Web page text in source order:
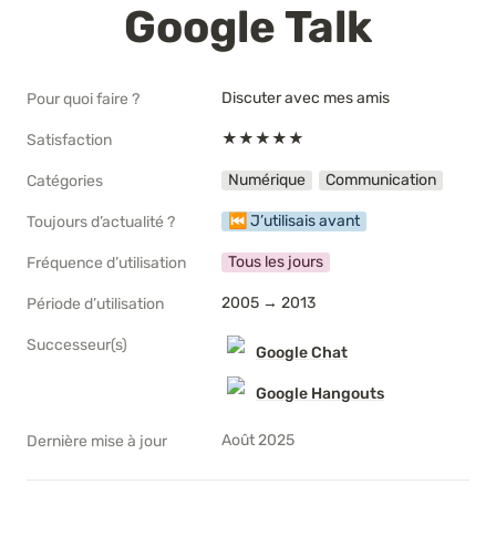
Google Talk
Pour quoi faire ? Discuter avec mes amis
Satisfaction ★★★★★
Catégories Numérique Communication
Toujours d’actualité ? ⏮ J’utilisais avant
Fréquence d’utilisation Tous les jours
Période d’utilisation 2005 → 2013
Successeur(s) Google Chat
Google Hangouts
Dernière mise à jour Août 2025